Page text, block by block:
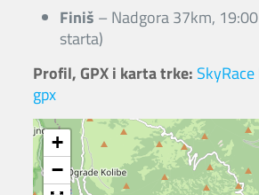
Finiš – Nadgora 37km,
starta)
Profil, GPX i karta trke:
gpx
+
−